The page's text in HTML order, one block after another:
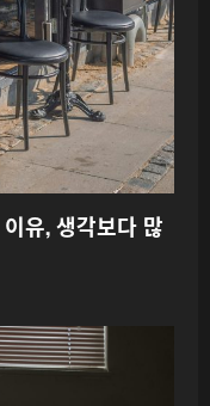
유, 생각보다 많